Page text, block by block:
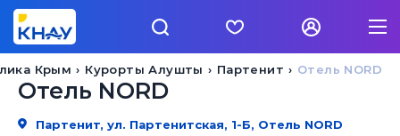
Отель NORD
Партенит
Курорты Алушты
Крым
Отель NORD
Партенит, ул. Партенитская, 1-Б, Отель NORD